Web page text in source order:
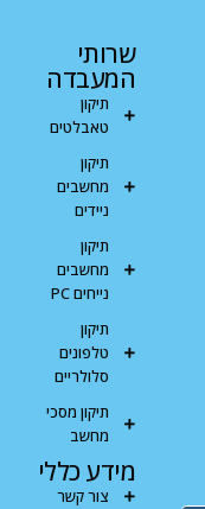
שרותי
המעבדה
תיקון
טאבלטים
תיקון
מחשבים
ניידים
תיקון
מחשבים
נייחים PC
תיקון
טלפונים
סלולריים
תיקון מסכי
מחשב
מידע כללי
צור קשר